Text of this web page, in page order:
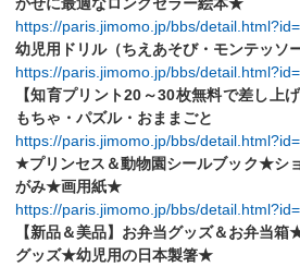
かせに最適なロングセラー絵本★
https://paris.jimomo.jp/bbs/
幼児用ドリル（ちえあそび・モンテッソー
https://paris.jimomo.jp/bbs/
【知育プリント20～30枚無料で差し上
もちゃ・パズル・おままごと
https://paris.jimomo.jp/bbs/
★プリンセス＆動物園シールブック★シ
がみ★画用紙★
https://paris.jimomo.jp/bbs/
【新品＆美品】お弁当グッズ＆お弁当
グッズ★幼児用の日本製箸★